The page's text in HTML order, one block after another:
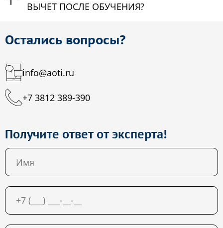
ВЫЧЕТ ПОСЛЕ ОБУЧЕНИЯ?
Остались вопросы?
info@aoti.ru
+7 3812 389-390
Получите ответ от эксперта!